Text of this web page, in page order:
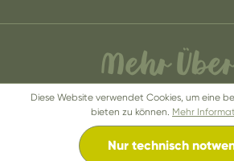
Mehr Über
Impressum AGB Privatsphäre
Diese Website verwendet Cookies, um eine
bieten zu können. Mehr
Nur technisch